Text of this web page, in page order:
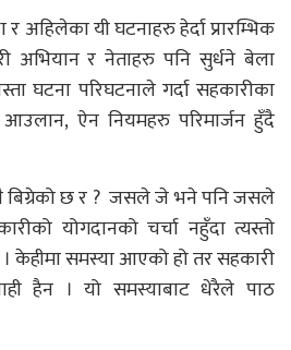
अहिलेका यी घटनाहरु हेर्दा प्रारम्भिक
अभियान र नेताहरु पनि सुर्धने बेला
घटना परिघटनाले गर्दा सहकारीका
आउलान, ऐन नियमहरु परिमार्जन हुँदै
बिग्रेको छ र ? जसले जे भने पनि जसले
योगदानको चर्चा नहुँदा त्यस्तो
केहीमा समस्या आएको हो तर सहकारी
हैन । यो समस्याबाट धेरैले पाठ